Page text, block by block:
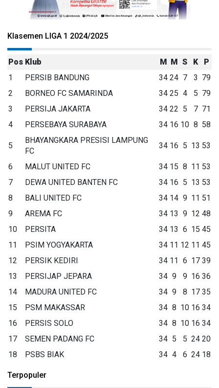
Klasemen LIGA 1 2024/2025
Pos Klub M M S K
P
1
PERSIB BANDUNG 34 24 7 3 79
2
BORNEO FC SAMARINDA 34 25 4 5 79
3
PERSIJA JAKARTA 34 22 5 7 71
4
PERSEBAYA SURABAYA 34 16 10 8 58
5
BHAYANGKARA PRESISI LAMPUNG
FC
34 16 5 13 53
6 MALUT UNITED FC 34 15 8 11 53
7
DEWA UNITED BANTEN FC 34 16 5 13 53
8
BALI UNITED FC 34 14 9 11 51
9
AREMA FC 34 13 9 12 48
10
PERSITA 34 13 6 15 45
11
PSIM YOGYAKARTA 34 11 12 11 45
12
PERSIK KEDIRI 34 11 6 17 39
13
PERSIJAP JEPARA 34 9 9 16 36
14
MADURA UNITED FC 34 9 8 17 35
15
PSM MAKASSAR 34 8 10 16 34
16
PERSIS SOLO 34 8 10 16 34
17
SEMEN PADANG FC 34 5 5 24 20
18
PSBS BIAK 34 4 6 24 18
Terpopuler